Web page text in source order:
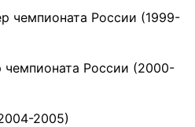
чемпионата России (1999-
чемпионата России (2000-
2005)